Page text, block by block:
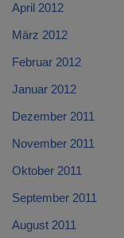
April 2012
März 2012
Februar 2012
Januar 2012
Dezember 2011
November 2011
Oktober 2011
September 2011
August 2011